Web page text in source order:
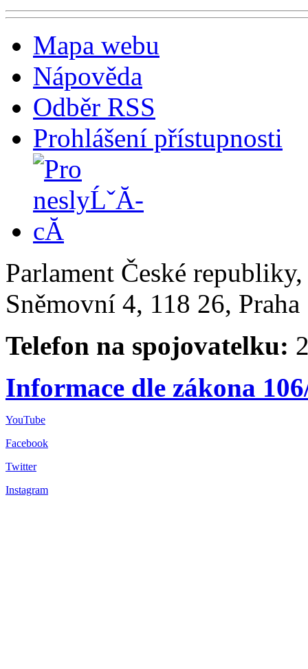
Mapa webu
Nápověda
Odběr RSS
Prohlášení přístupnosti
Parlament České
Sněmovní 4, 118 26,
Telefon na spojovatelku:
Informace dle zákona
YouTube
Facebook
Twitter
Instagram